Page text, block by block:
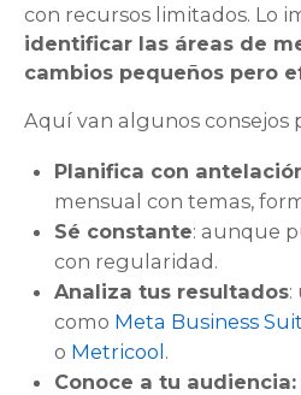
con recursos limitados. Lo
identificar las áreas de
cambios pequeños pero
Aquí van algunos consejos
Planifica con
mensual con temas,
Sé constante: aunque
con regularidad.
Analiza tus resultados:
como Meta Business
o Metricool.
Conoce a tu audiencia: